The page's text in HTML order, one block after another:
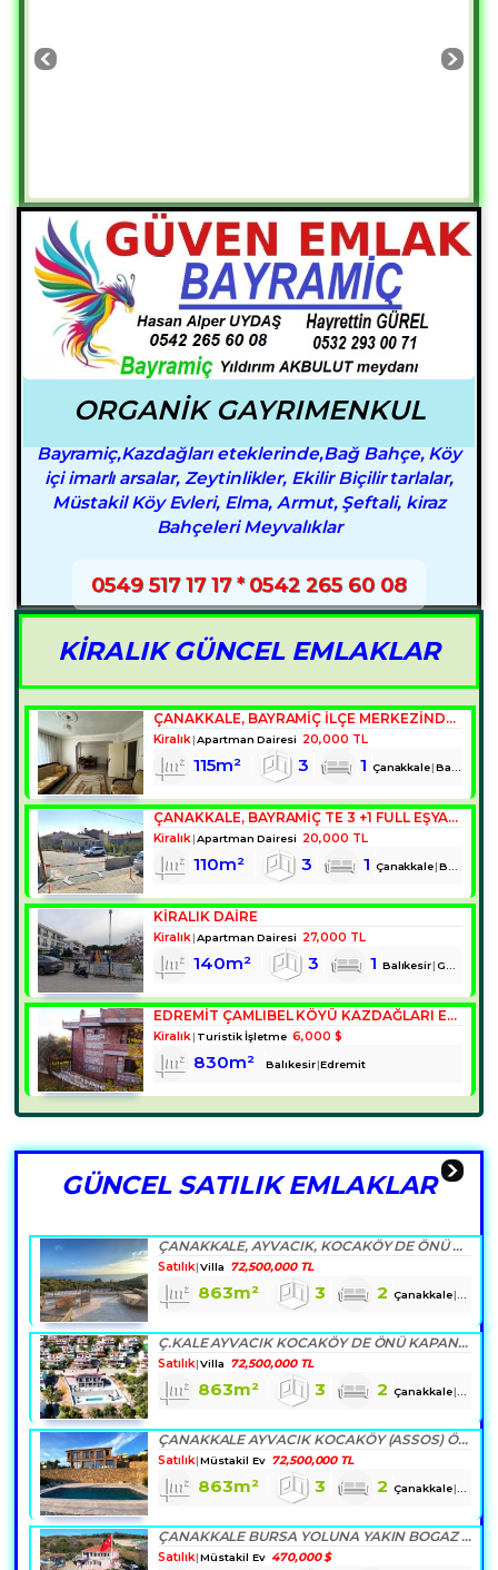
ORGANİK GAYRIMENKUL
Bayramiç,Kazdağları eteklerinde,Bağ Bahçe, Köy
içi imarlı arsalar, Zeytinlikler, Ekilir Biçilir tarlalar,
Müstakil Köy Evleri, Elma, Armut, Şeftali, kiraz
Bahçeleri Meyvalıklar
0549 517 17 17 * 0542 265 60 08
KİRALIK GÜNCEL EMLAKLAR
ÇANAKKALE, BAYRAMIÇ İLÇE MERKEZINDE 3+1 VE 2+1 FULL EŞYALI DAIRELER
Kiralık Apartman Dairesi 20,000 TL
115m² 3 1 Çanakkale Bayramiç
ÇANAKKALE, BAYRAMIÇ TE 3 +1 FULL EŞYALI KIRALIK DAIRE
Kiralık Apartman Dairesi 20,000 TL
110m² 3 1 Çanakkale Bayramiç
KİRALIK DAİRE
Kiralık Apartman Dairesi 27,000 TL
140m² 3 1 Balıkesir Gömeç
EDREMİT ÇAMLIBEL KÖYÜ KAZDAĞLARI ETEKLERINDE(İDA) KİRALIK BUTİK OTEL VEYA TAŞ KONAK VILLA KARGASI BITMIŞ.
Kiralık Turistik İşletme 6,000 $
830m² Balıkesir Edremit
GÜNCEL SATILIK EMLAKLAR
ÇANAKKALE, AYVACIK, KOCAKÖY DE ÖNÜ KAPANMAZ MIDIILI MANZARALI TAŞTAN SIFIR VILLA
Satılık Villa 72,500,000 TL
863m² 3 2 Çanakkale
Ç.KALE AYVACIK KOCAKÖY DE ÖNÜ KAPANMAZ MIDIILI MANZARALI ÖZEL TAŞ MÜSTAKİL EV
Satılık Villa 72,500,000 TL
863m² 3 2 Çanakkale
ÇANAKKALE AYVACIK KOCAKÖY (ASSOS) ÖNÜ KAPANMAZ MIDIILI MANZARALI ÖZEL TAŞ YAPIM MÜSTAKİL EV
Satılık Müstakil Ev 72,500,000 TL
863m² 3 2 Çanakkale
ÇANAKKALE BURSA YOLUNA YAKIN BOGAZ MANZARALI KANUT VE ARSASI
Satılık Müstakil Ev 470,000 $